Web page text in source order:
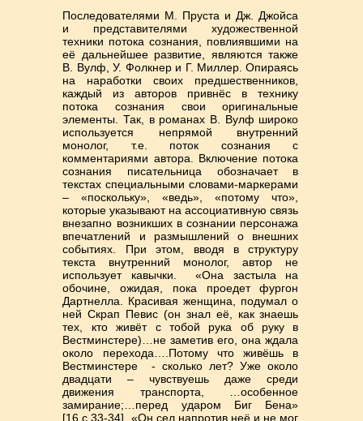
Последователями М. Пруста и Дж. Джойса
и представителями художественной
техники потока сознания, повлиявшими на
её дальнейшее развитие, являются также
В. Вулф, У. Фолкнер и Г. Миллер. Опираясь
на наработки своих предшественников,
каждый из авторов привнёс в технику
потока сознания свои оригинальные
элементы. Так, в романах В. Вулф широко
используется непрямой внутренний
монолог, т.е. поток сознания с
комментариями автора. Включение потока
сознания писательница обозначает в
текстах специальными словами-маркерами
– «поскольку», «ведь», «потому что»,
которые указывают на ассоциативную связь
внезапно возникших в сознании персонажа
впечатлений и размышлений о внешних
событиях. При этом, вводя в структуру
текста внутренний монолог, автор не
использует кавычки. «Она застыла на
обочине, ожидая, пока проедет фургон
Дартнелла. Красивая женщина, подумал о
ней Скрап Певис (он знал её, как знаешь
тех, кто живёт с тобой рука об руку в
Вестминстере)…не заметив его, она ждала
около перехода….Потому что живёшь в
Вестминстере - сколько лет? Уже около
двадцати – чувствуешь даже среди
движения транспорта, …особенное
замирание;…перед ударом Биг Бена»
[16,с.33-34]. «Он сел напротив неё и не мог